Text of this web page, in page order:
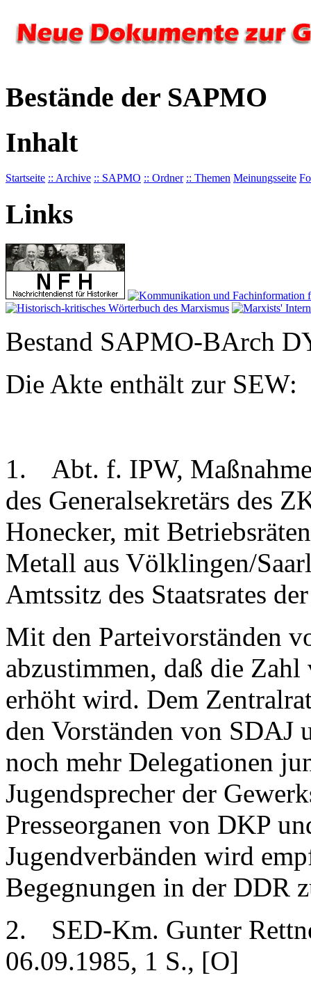
Bestände der SAPMO
Inhalt
Startseite :: Archive :: SAPMO :: Ordner :: Themen Meinungsseite
Links
Bestand SAPMO-BArch
Die Akte enthält zur SEW:
1.
Abt. f. IPW,
des Generalsekretärs des
Honecker, mit
Metall aus Völklingen/
Amtssitz des Staatsrates
Mit den Parteivorständen
abzustimmen, daß die
erhöht wird. Dem
den Vorständen von SDAJ
noch mehr Delegationen
Jugendsprecher der
Presseorganen von DKP
Jugendverbänden wird
Begegnungen in der DDR
2.
SED-Km. Gunter
06.09.1985, 1 S., [O]